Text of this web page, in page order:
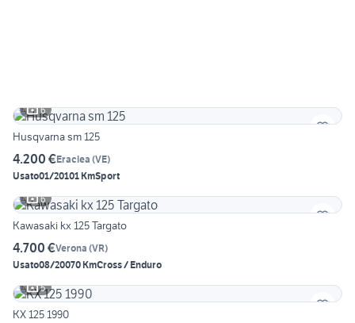
6
Husqvarna sm 125
4.200 €Eraclea (VE)
Usato01/20101 KmSport
6
Kawasaki kx 125 Targato
4.700 €Verona (VR)
Usato08/20070 KmCross / Enduro
5
KX 125 1990